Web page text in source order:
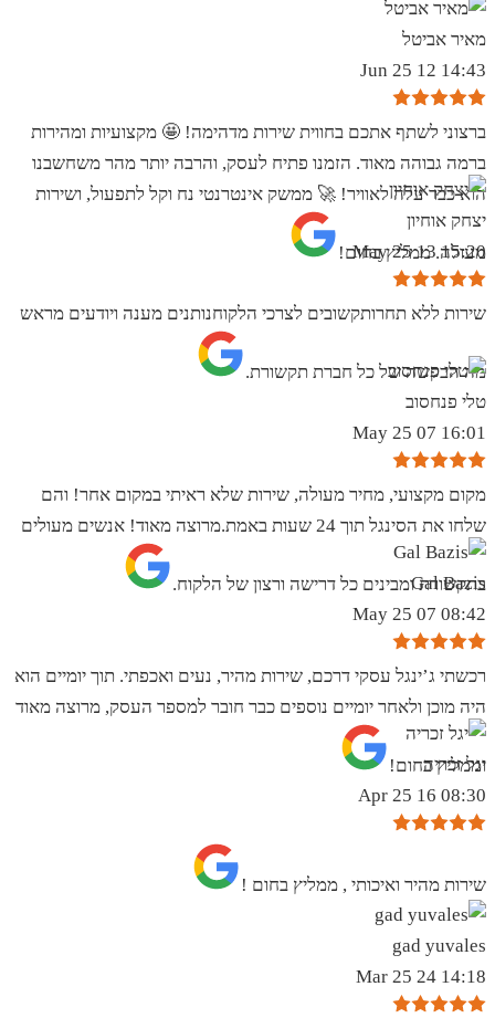
מאיר אביטל
14:43 12 Jun 25
ברצוני לשתף אתכם בחווית שירות מדהימה! 🤩 מקצועיות ומהירות
ברמה גבוהה מאוד. הזמנו פתיח לעסק, והרבה יותר מהר משחשבנו
הוא כבר עלה לאוויר! 🚀 ממשק אינטרנטי נח וקל לתפעול, ושירות
מעולה. ממליץ בחום!
יצחק אוחיון
15:20 13 May 25
שירות ללא תחרותקשובים לצרכי הלקוחנותנים מענה ויודעים מראש
מה הבקשה של כל חברת תקשורת.
טלי פנחסוב
16:01 07 May 25
מקום מקצועי, מחיר מעולה, שירות שלא ראיתי במקום אחר! והם
שלחו את הסינגל תוך 24 שעות באמת.מרוצה מאוד! אנשים מעולים
בתקשורת ומבינים כל דרישה ורצון של הלקוח.
Gal Bazis
08:42 07 May 25
רכשתי ג’ינגל עסקי דרכם, שירות מהיר, נעים ואכפתי. תוך יומיים הוא
היה מוכן ולאחר יומיים נוספים כבר חובר למספר העסק, מרוצה מאוד
וממליץ בחום!
יגל זכריה
08:30 16 Apr 25
שירות מהיר ואיכותי , ממליץ בחום !
gad yuvales
14:18 24 Mar 25